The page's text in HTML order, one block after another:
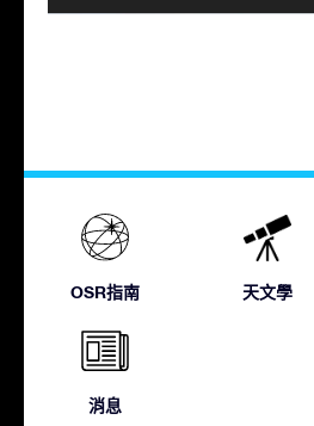
OSR指南 天文學
消息